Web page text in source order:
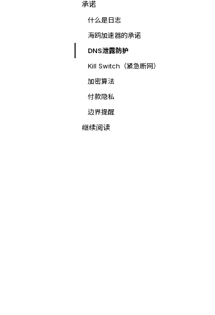
承诺
什么是日志
海鸥加速器的承诺
DNS泄露防护
Kill Switch（紧急断网）
加密算法
付款隐私
边界提醒
继续阅读